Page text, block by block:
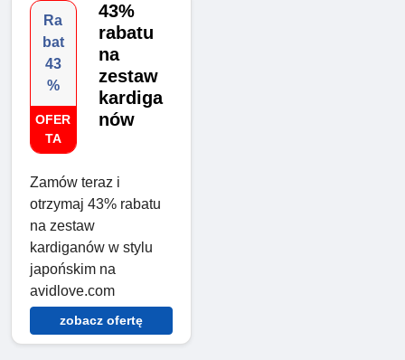
Ra
bat
43
%
OFER
TA
43%
rabatu
na
zestaw
kardiga
nów
Zamów teraz i
otrzymaj 43% rabatu
na zestaw
kardiganów w stylu
japońskim na
avidlove.com
zobacz ofertę